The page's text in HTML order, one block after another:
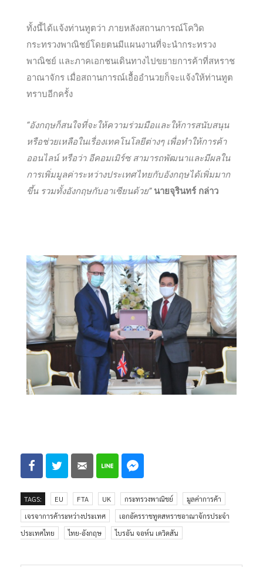
ทั้งนี้ได้แจ้งท่านทูตว่า ภายหลังสถานการณ์โควิด
กระทรวงพาณิชย์โดยตนมีแผนงานที่จะนำกระทรวง
พาณิชย์ และภาคเอกชนเดินทางไปขยายการค้าที่สหราช
อาณาจักร เมื่อสถานการณ์เอื้ออำนวยก็จะแจ้งให้ท่านทูต
ทราบอีกครั้ง
“อังกฤษก็สนใจที่จะให้ความร่วมมือและให้การสนับสนุน
หรือช่วยเหลือในเรื่องเทคโนโลยีต่างๆ เพื่อทำให้การค้า
ออนไลน์ หรือว่า อีคอมเมิร์ซ สามารถพัฒนาและมีผลใน
การเพิ่มมูลค่าระหว่างประเทศไทยกับอังกฤษได้เพิ่มมาก
ขึ้น รวมทั้งอังกฤษกับอาเซียนด้วย” นายจุรินทร์ กล่าว
TAGS: EU FTA UK กระทรวงพาณิชย์
มูลค่าการค้า
เจรจาการค้าระหว่างประเทศ
เอกอัครราชทูตสหราชอาณาจักรประจํา
ประเทศไทย
ไทย-อังกฤษ ไบรอัน จอห์น เดวิดสัน